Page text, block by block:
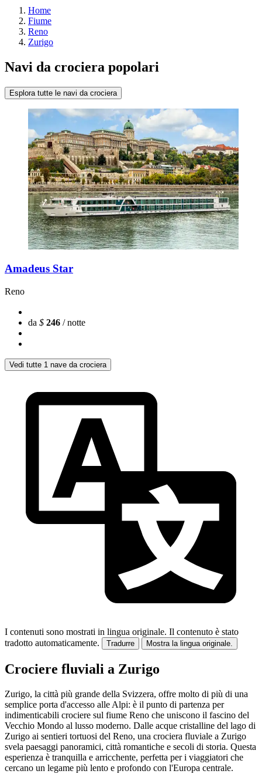
Home
Fiume
Reno
Zurigo
Navi da crociera popolari
Esplora tutte le navi da crociera
Amadeus Star
Reno
da $ 246 / notte
Vedi tutte 1 nave da crociera
I contenuti sono mostrati in lingua originale. Il contenuto è stato
tradotto automaticamente.
Tradurre Mostra la lingua originale.
Crociere fluviali a Zurigo
Zurigo, la città più grande della Svizzera, offre molto di più di una
semplice porta d'accesso alle Alpi: è il punto di partenza per
indimenticabili crociere sul fiume Reno che uniscono il fascino del
Vecchio Mondo al lusso moderno. Dalle acque cristalline del lago di
Zurigo ai sentieri tortuosi del Reno, una crociera fluviale a Zurigo
svela paesaggi panoramici, città romantiche e secoli di storia. Questa
esperienza è tranquilla e arricchente, perfetta per i viaggiatori che
cercano un legame più lento e profondo con l'Europa centrale.